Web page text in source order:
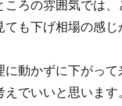
ころの雰囲気では、
も下げ相場の感じ
に動かずに下がっ
でいいと思います